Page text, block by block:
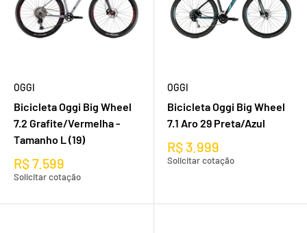
OGGI
Bicicleta Oggi Big Wheel
7.2 Grafite/Vermelha -
Tamanho L (19)
R$ 7.599
Solicitar cotação
OGGI
Bicicleta Oggi Big Wheel
7.1 Aro 29 Preta/Azul
R$ 3.999
Solicitar cotação